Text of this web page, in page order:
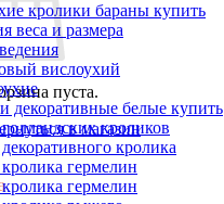
пуста.
в магазин
кролики бараны купить
веса и размера
вислоухий
декоративные белые купить
кроликов
кролика
гермелин
гермелин